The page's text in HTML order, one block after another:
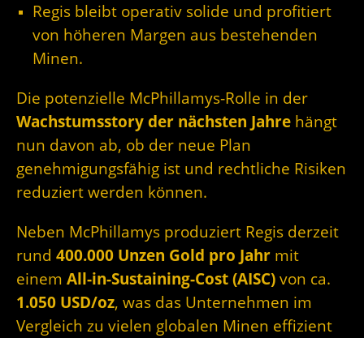
Regis bleibt operativ solide und profitiert
von höheren Margen aus bestehenden
Minen.
Die potenzielle McPhillamys‑Rolle in der
Wachstumsstory der nächsten Jahre hängt
nun davon ab, ob der neue Plan
genehmigungsfähig ist und rechtliche Risiken
reduziert werden können.
Neben McPhillamys produziert Regis derzeit
rund 400.000 Unzen Gold pro Jahr mit
einem All-in-Sustaining-Cost (AISC) von ca.
1.050 USD/oz, was das Unternehmen im
Vergleich zu vielen globalen Minen effizient